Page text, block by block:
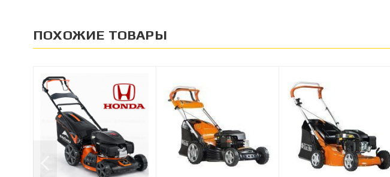
ПОХОЖИЕ ТОВАРЫ